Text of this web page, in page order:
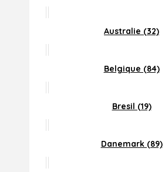
Australie (32)
Belgique (84)
Bresil (19)
Danemark (89)